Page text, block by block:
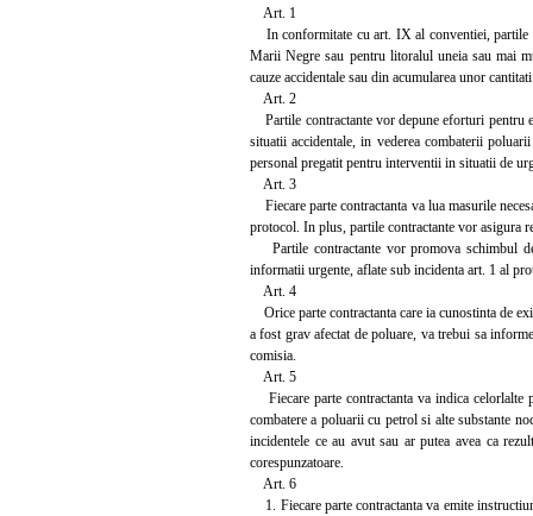
Art. 1
In conformitate cu art. IX al conventiei, partile
Marii Negre sau pentru litoralul uneia sau mai
cauze accidentale sau din acumularea unor
Art. 2
Partile contractante vor depune eforturi pentru
situatii accidentale, in vederea combaterii
personal pregatit pentru interventii in situatii de
Art. 3
Fiecare parte contractanta va lua masurile
protocol. In plus, partile contractante vor asigura
Partile contractante vor promova schimbul
informatii urgente, aflate sub incidenta art. 1 al
Art. 4
Orice parte contractanta care ia cunostinta de
a fost grav afectat de poluare, va trebui sa
comisia.
Art. 5
Fiecare parte contractanta va indica celorlalte
combatere a poluarii cu petrol si alte substante
incidentele ce au avut sau ar putea avea ca
corespunzatoare.
Art. 6
1. Fiecare parte contractanta va emite